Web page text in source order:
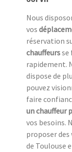
Nous
vos
réservation
chauffeursse
rapidement.
dispose de
pouvez
faire
un chauffeur
vos besoins.
proposer des
de Toulouse